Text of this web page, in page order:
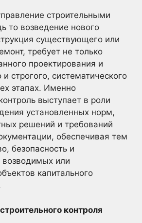
строительными
то возведение нового
существующего или
требует не только
проектирования и
строгого, систематического
этапах. Именно
выступает в роли
установленных норм,
решений и требований
обеспечивая тем
безопасность и
возводимых или
капитального
контроля